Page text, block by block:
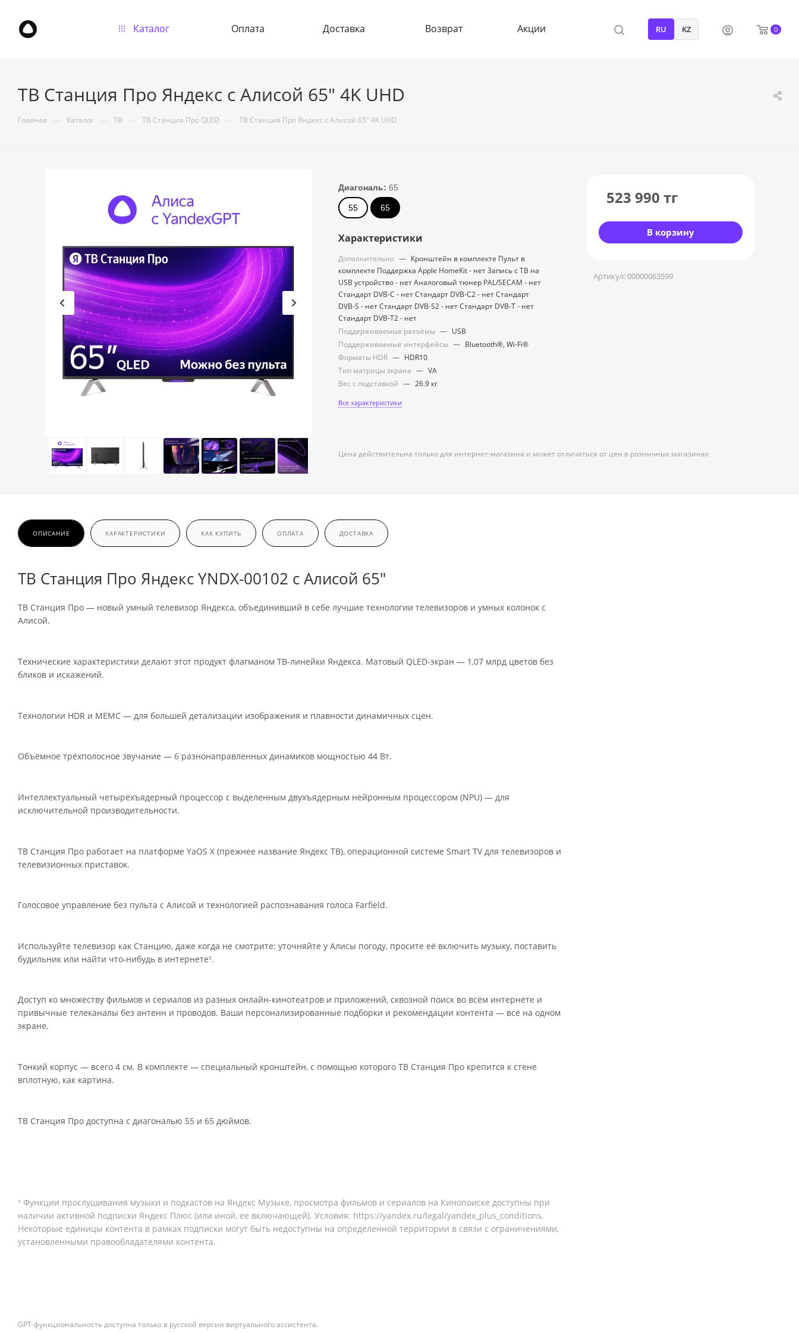
RU KZ 0
Каталог Оплата Доставка Возврат Акции
ТВ Станция Про Яндекс с Алисой 65" 4K UHD
Главная — Каталог — ТВ — ТВ Станция Про QLED — ТВ Станция Про Яндекс с Алисой 65" 4K UHD
Диагональ:65
55 65
Характеристики
Дополнительно — Кронштейн в комплекте Пульт в
комплекте Поддержка Apple HomeKit - нет Запись с ТВ на
USB устройство - нет Аналоговый тюнер PAL/SECAM - нет
Стандарт DVB-C - нет Стандарт DVB-C2 - нет Стандарт
DVB-S - нет Стандарт DVB-S2 - нет Стандарт DVB-T - нет
Стандарт DVB-T2 - нет
Поддерживаемые разъёмы — USB
Поддерживаемые интерфейсы — Bluetooth®, Wi-Fi®
Форматы HDR — HDR10
Тип матрицы экрана — VA
Вес с подставкой — 26.9 кг
Все характеристики
523 990 тг
В корзину
Артикул:00000063599
Цена действительна только для интернет-магазина и может отличаться от цен в розничных магазинах
ОПИСАНИЕ ХАРАКТЕРИСТИКИ КАК КУПИТЬ ОПЛАТА ДОСТАВКА
ТВ Станция Про Яндекс YNDX-00102 с Алисой 65"
ТВ Станция Про — новый умный телевизор Яндекса, объединивший в себе лучшие технологии телевизоров и умных колонок с
Алисой.
Технические характеристики делают этот продукт флагманом ТВ-линейки Яндекса. Матовый QLED-экран — 1,07 млрд цветов без
бликов и искажений.
Технологии HDR и МЕМС — для большей детализации изображения и плавности динамичных сцен.
Объёмное трёхполосное звучание — 6 разнонаправленных динамиков мощностью 44 Вт.
Интеллектуальный четырёхъядерный процессор с выделенным двухъядерным нейронным процессором (NPU) — для
исключительной производительности.
ТВ Станция Про работает на платформе YaOS X (прежнее название Яндекс ТВ), операционной системе Smart TV для телевизоров и
телевизионных приставок.
Голосовое управление без пульта с Алисой и технологией распознавания голоса Farfield.
Используйте телевизор как Станцию, даже когда не смотрите: уточняйте у Алисы погоду, просите её включить музыку, поставить
будильник или найти что-нибудь в интернете¹.
Доступ ко множеству фильмов и сериалов из разных онлайн-кинотеатров и приложений, сквозной поиск во всём интернете и
привычные телеканалы без антенн и проводов. Ваши персонализированные подборки и рекомендации контента — всё на одном
экране.
Тонкий корпус — всего 4 см. В комплекте — специальный кронштейн, с помощью которого ТВ Станция Про крепится к стене
вплотную, как картина.
ТВ Станция Про доступна с диагональю 55 и 65 дюймов.
¹ Функции прослушивания музыки и подкастов на Яндекс Музыке, просмотра фильмов и сериалов на Кинопоиске доступны при
наличии активной подписки Яндекс Плюс (или иной, ее включающей). Условия: https://yandex.ru/legal/yandex_plus_conditions.
Некоторые единицы контента в рамках подписки могут быть недоступны на определенной территории в связи с ограничениями,
установленными правообладателями контента.
GPT-функциональность доступна только в русской версии виртуального ассистента.